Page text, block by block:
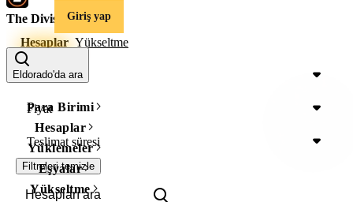
Giriş yap
Eldorado'da ara
Para Birimi
Hesaplar
Yüklemeler
Eşyalar
Yükseltme
The Division 2
Hesaplar Yükseltme
Device
Fiyat
Teslimat süresi
Filtreleri temizle